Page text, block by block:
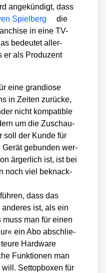
ange­kün­digt, dass
Spiel­berg
die
in eine TV-
bedeu­tet aller­
er als Pro­du­zent
eine gran­dio­se
in Zei­ten zurücke,
nicht kom­pa­ti­ble
um die Zuschau­
soll der Kun­de für
Gerät gebun­den wer­
ärger­lich ist, ist bei
noch viel beknack­
dass das
ist, als ein
man für einen
ein Abo abschlie­
Hard­ware
Funk­tio­nen man
Set­top­bo­xen für